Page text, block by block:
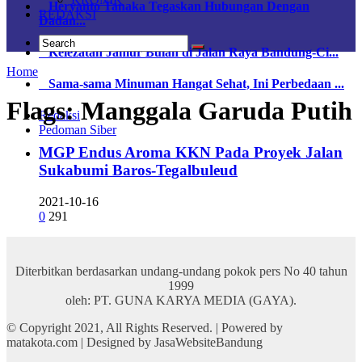
Heryanto Tanaka Tegaskan Hubungan Dengan
Dadan...
Kelezatan Jamur Bulan di Jalan Raya Bandung-Ci...
Sama-sama Minuman Hangat Sehat, Ini Perbedaan ...
Redaksi
Pedoman Siber
REDAKSI
Home
Flags:Manggala Garuda Putih
MGP Endus Aroma KKN Pada Proyek Jalan
Sukabumi Baros-Tegalbuleud
2021-10-16
0 291
Diterbitkan berdasarkan undang-undang pokok pers No 40 tahun
1999
oleh: PT. GUNA KARYA MEDIA (GAYA).
© Copyright 2021, All Rights Reserved. | Powered by
matakota.com | Designed by JasaWebsiteBandung